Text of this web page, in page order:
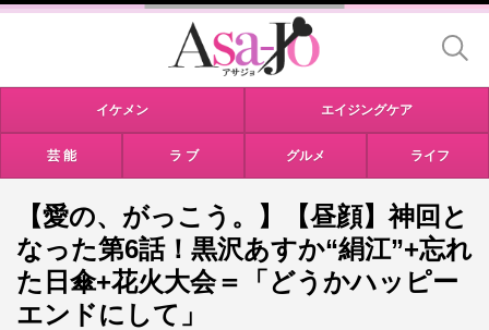
イケメン エイジングケア
芸 能 ラ ブ グルメ ライフ
【愛の、がっこう。】【昼顔】神回と
なった第6話！黒沢あすか“絹江”+忘れ
た日傘+花火大会＝「どうかハッピー
エンドにして」